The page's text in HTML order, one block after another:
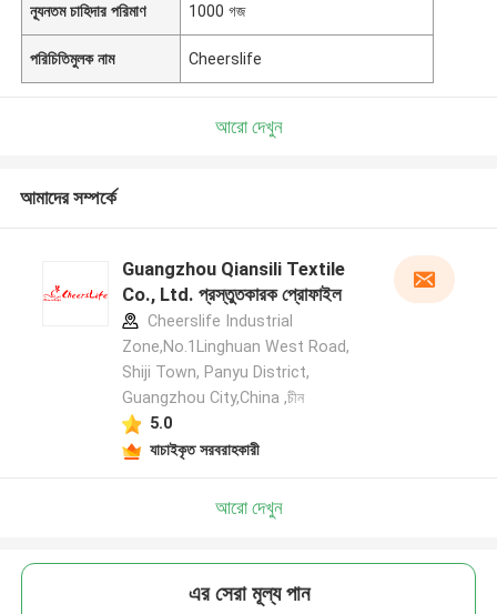
ন্যূনতম চাহিদার পরিমাণ 1000 গজ
পরিচিতিমুলক নাম Cheerslife
আরো দেখুন
আমাদের সম্পর্কে
Guangzhou Qiansili Textile
Co., Ltd. প্রস্তুতকারক প্রোফাইল
Cheerslife Industrial
Zone,No.1Linghuan West Road,
Shiji Town, Panyu District,
Guangzhou City,China ,চীন
5.0
যাচাইকৃত সরবরাহকারী
আরো দেখুন
এর সেরা মূল্য পান